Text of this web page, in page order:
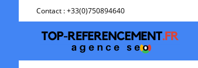
Contact : +33(0)750894640